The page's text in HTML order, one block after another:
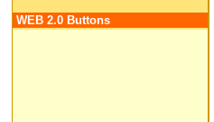
WEB 2.0 Buttons